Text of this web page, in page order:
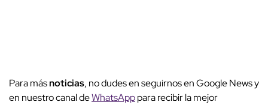
Para másnoticias, no dudes en seguirnos en Google News y
en nuestro canal deWhatsApppara recibir la mejor